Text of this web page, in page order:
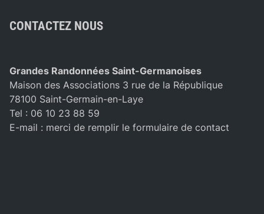
CONTACTEZ NOUS
Grandes Randonnées Saint-Germanoises
Maison des Associations 3 rue de la République
78100 Saint-Germain-en-Laye
Tel : 06 10 23 88 59
E-mail : merci de remplir le formulaire de contact